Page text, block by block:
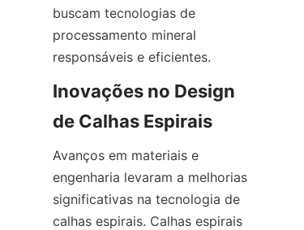
buscam tecnologias de
processamento mineral
responsáveis e eficientes.
Inovações no Design
Avanços em materiais e
engenharia levaram a melhorias
significativas na tecnologia de
calhas espirais. Calhas espirais